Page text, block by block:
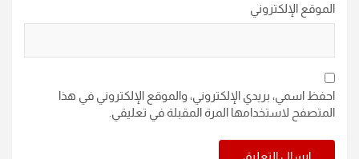
الموقع الإلكتروني
احفظ اسمي، بريدي الإلكتروني، والموقع الإلكتروني في هذا
المتصفح لاستخدامها المرة المقبلة في تعليقي.